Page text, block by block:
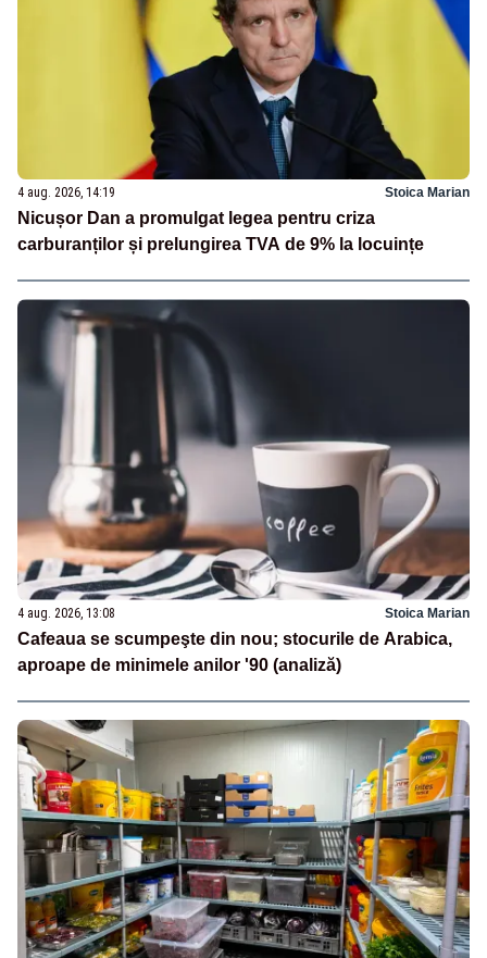
4 aug. 2026, 14:19 Stoica Marian
Nicușor Dan a promulgat legea pentru criza
carburanților și prelungirea TVA de 9% la locuințe
4 aug. 2026, 13:08 Stoica Marian
Cafeaua se scumpeşte din nou; stocurile de Arabica,
aproape de minimele anilor '90 (analiză)